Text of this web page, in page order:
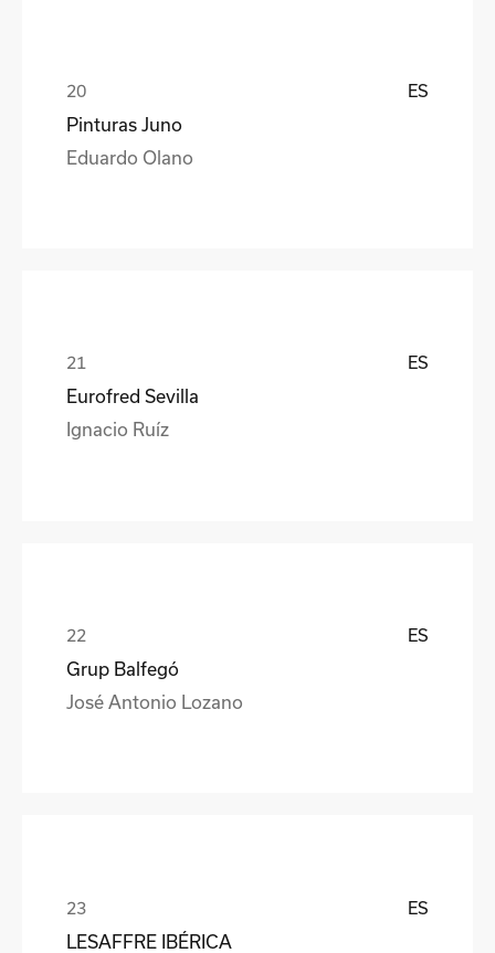
ES
Pinturas Juno
Eduardo Olano
ES
Eurofred Sevilla
Ignacio Ruíz
ES
Grup Balfegó
José Antonio Lozano
ES
LESAFFRE IBÉRICA